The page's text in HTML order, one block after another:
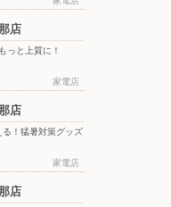
店
っと上質に！
家電店
店
！猛暑対策グッズ
家電店
店